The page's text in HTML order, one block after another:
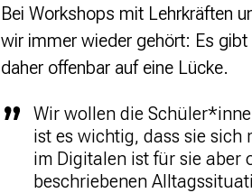
Bei Workshops mit Lehrkräften
wir immer wieder gehört: Es
daher offenbar auf eine Lücke.
Wir wollen die
ist es wichtig, dass sie sich
im Digitalen ist für sie aber
beschriebenen